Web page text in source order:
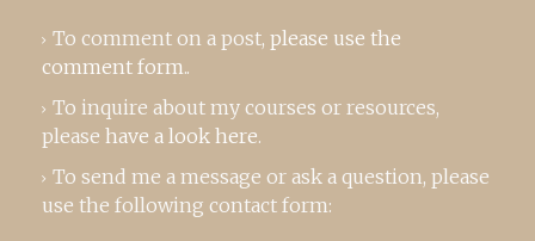
To comment on a post, please use the
comment form..
To inquire about my courses or resources,
please have a look here.
To send me a message or ask a question, please
use the following contact form: